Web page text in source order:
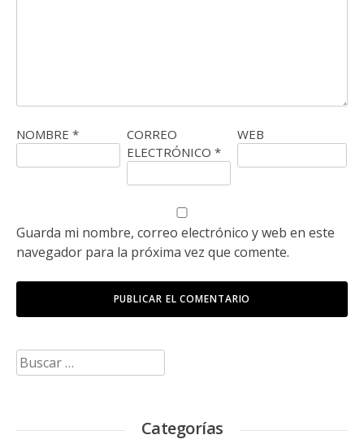
NOMBRE *
CORREO
ELECTRÓNICO *
WEB
Guarda mi nombre, correo electrónico y web en este
navegador para la próxima vez que comente.
Buscar:
Categorías